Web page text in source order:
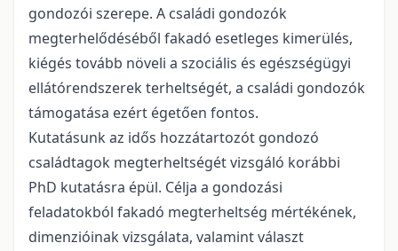
gondozói szerepe. A családi gondozók
megterhelődéséből fakadó esetleges kimerülés,
kiégés tovább növeli a szociális és egészségügyi
ellátórendszerek terheltségét, a családi gondozók
támogatása ezért égetően fontos.
Kutatásunk az idős hozzátartozót gondozó
családtagok megterheltségét vizsgáló korábbi
PhD kutatásra épül. Célja a gondozási
feladatokból fakadó megterheltség mértékének,
dimenzióinak vizsgálata, valamint választ